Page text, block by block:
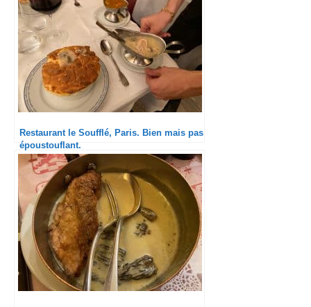
Restaurant le Soufflé, Paris. Bien mais pas
époustouflant.